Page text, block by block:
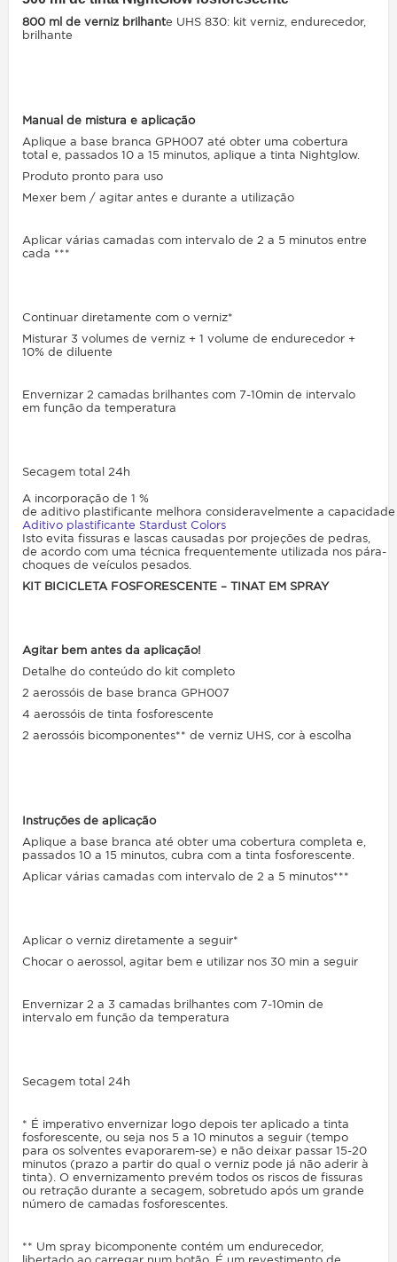
800 ml de verniz brilhante UHS 830: kit verniz, endurecedor,
brilhante
Manual de mistura e aplicação
Aplique a base branca GPH007 até obter uma cobertura
total e, passados 10 a 15 minutos, aplique a tinta Nightglow.
Produto pronto para uso
Mexer bem / agitar antes e durante a utilização
Aplicar várias camadas com intervalo de 2 a 5 minutos entre
cada ***
Continuar diretamente com o verniz*
Misturar 3 volumes de verniz + 1 volume de endurecedor +
10% de diluente
Envernizar 2 camadas brilhantes com 7-10min de intervalo
em função da temperatura
Secagem total 24h
A incorporação de 1 %
de aditivo plastificante melhora consideravelmente a capacidade
Aditivo plastificante Stardust Colors
Isto evita fissuras e lascas causadas por projeções de pedras,
de acordo com uma técnica frequentemente utilizada nos pára-
choques de veículos pesados.
KIT BICICLETA FOSFORESCENTE – TINAT EM SPRAY
Agitar bem antes da aplicação!
Detalhe do conteúdo do kit completo
2 aerossóis de base branca GPH007
4 aerossóis de tinta fosforescente
2 aerossóis bicomponentes** de verniz UHS, cor à escolha
Instruções de aplicação
Aplique a base branca até obter uma cobertura completa e,
passados 10 a 15 minutos, cubra com a tinta fosforescente.
Aplicar várias camadas com intervalo de 2 a 5 minutos***
Aplicar o verniz diretamente a seguir*
Chocar o aerossol, agitar bem e utilizar nos 30 min a seguir
Envernizar 2 a 3 camadas brilhantes com 7-10min de
intervalo em função da temperatura
Secagem total 24h
* É imperativo envernizar logo depois ter aplicado a tinta
fosforescente, ou seja nos 5 a 10 minutos a seguir (tempo
para os solventes evaporarem-se) e não deixar passar 15-20
minutos (prazo a partir do qual o verniz pode já não aderir à
tinta). O envernizamento prevém todos os riscos de fissuras
ou retração durante a secagem, sobretudo após um grande
número de camadas fosforescentes.
** Um spray bicomponente contém um endurecedor,
libertado ao carregar num botão. É um revestimento de